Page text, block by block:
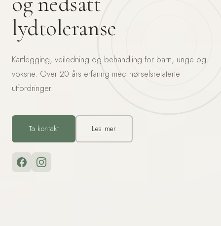
lydtoleranse
Kartlegging, veiledning og behandling for barn, unge og
voksne. Over 20 års erfaring med hørselsrelaterte
utfordringer.
Ta kontakt Les mer